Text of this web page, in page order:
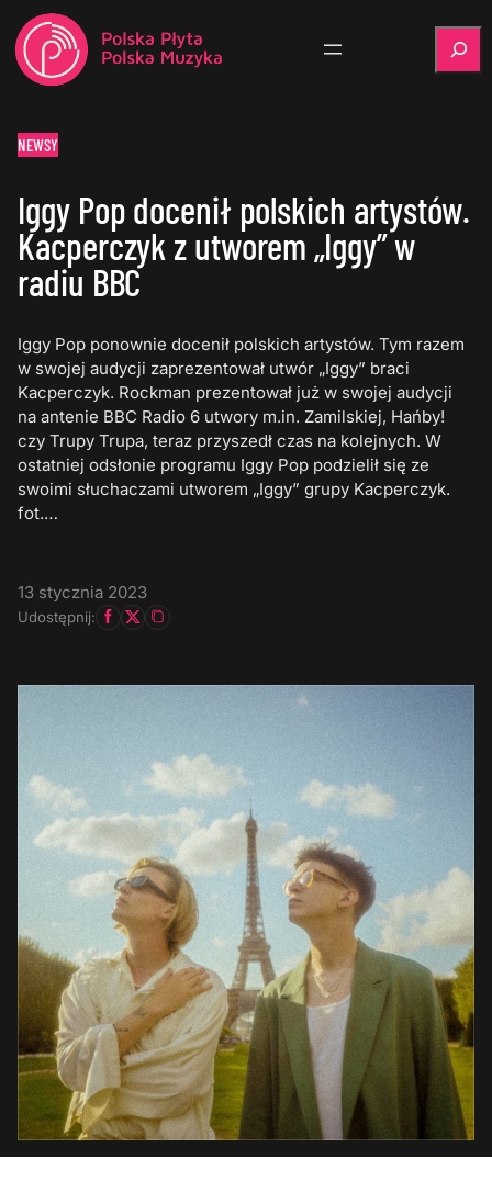
NEWSY
Iggy Pop docenił polskich artystów.
Kacperczyk z utworem „Iggy” w
radiu BBC
Iggy Pop ponownie docenił polskich artystów. Tym razem
w swojej audycji zaprezentował utwór „Iggy” braci
Kacperczyk. Rockman prezentował już w swojej audycji
na antenie BBC Radio 6 utwory m.in. Zamilskiej, Hańby!
czy Trupy Trupa, teraz przyszedł czas na kolejnych. W
ostatniej odsłonie programu Iggy Pop podzielił się ze
swoimi słuchaczami utworem „Iggy” grupy Kacperczyk.
fot.…
13 stycznia 2023
Udostępnij: